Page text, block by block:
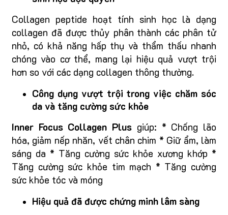
Collagen peptide hoạt tính sinh học là dạng
collagen đã được thủy phân thành các phân tử
nhỏ, có khả năng hấp thụ và thẩm thấu nhanh
chóng vào cơ thể, mang lại hiệu quả vượt trội
hơn so với các dạng collagen thông thường.
Công dụng vượt trội trong việc chăm sóc
da và tăng cường sức khỏe
Inner Focus Collagen Plus giúp: * Chống lão
hóa, giảm nếp nhăn, vết chân chim * Giữ ẩm, làm
sáng da * Tăng cường sức khỏe xương khớp *
Tăng cường sức khỏe tim mạch * Tăng cường
sức khỏe tóc và móng
Hiệu quả đã được chứng minh lâm sàng